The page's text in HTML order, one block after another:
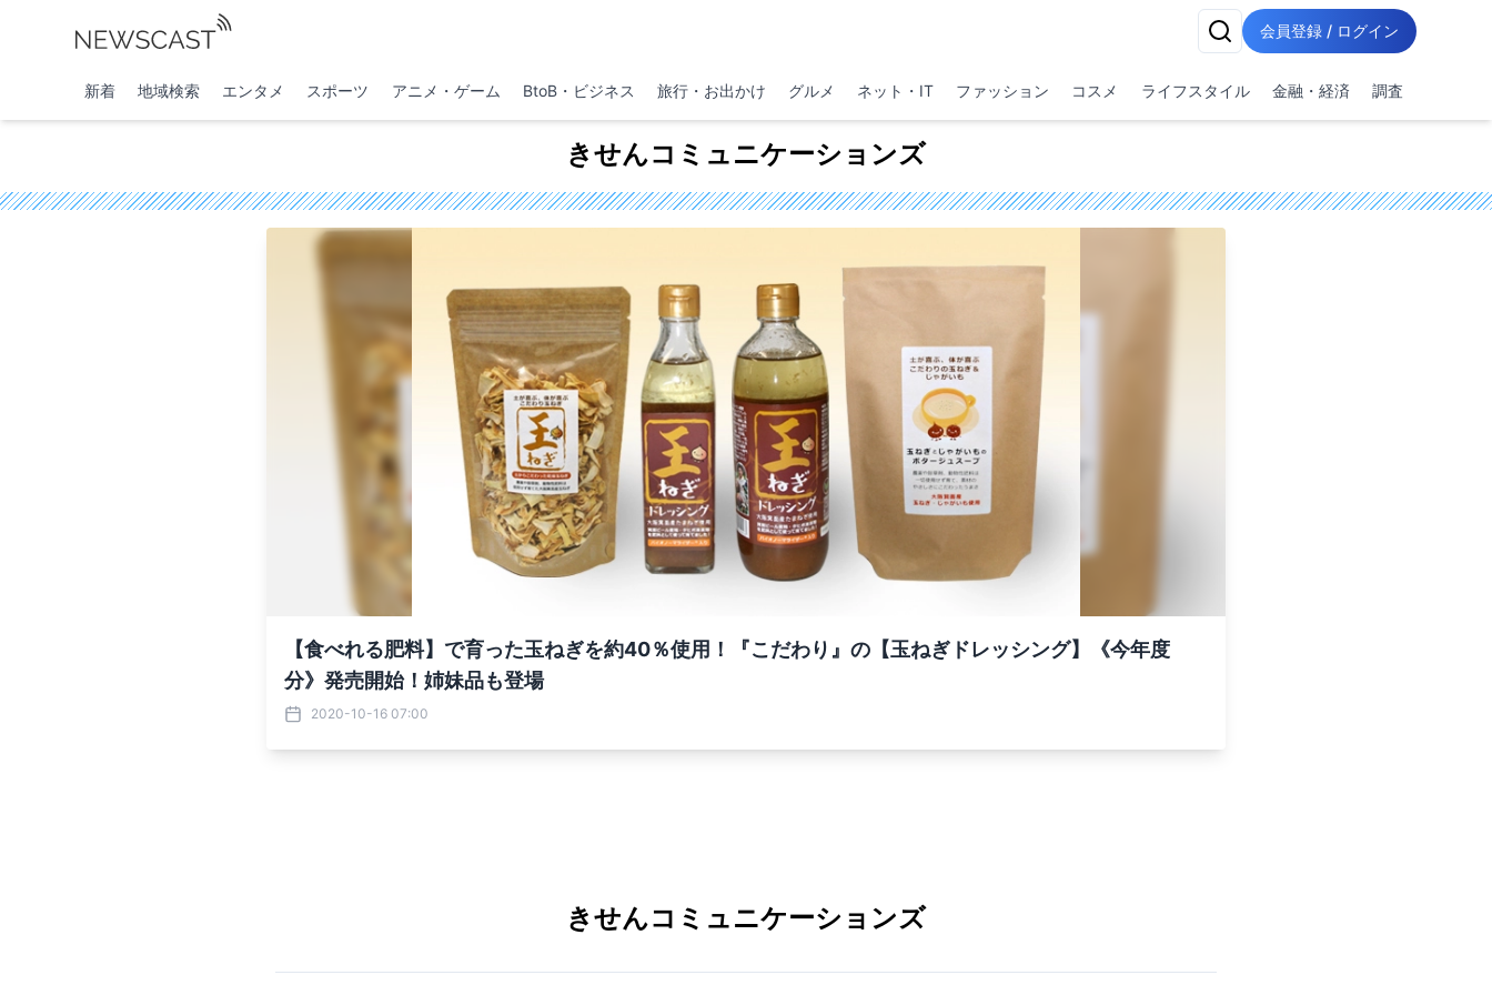
会員登録 / ログイン
新着 地域検索 エンタメ スポーツ アニメ・ゲーム BtoB・ビジネス 旅行・お出かけ グルメ ネット・IT ファッション コスメ ライフスタイル 金融・経済 調査
きせんコミュニケーションズ
【食べれる肥料】で育った玉ねぎを約40％使用！『こだわり』の【玉ねぎドレッシング】《今年度
分》発売開始！姉妹品も登場
2020-10-16 07:00
きせんコミュニケーションズ